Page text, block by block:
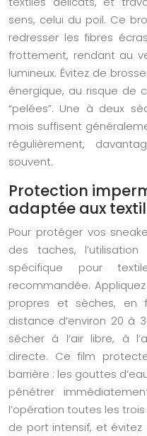
sens, celui du poil. Ce
redresser les fibres
frottement, rendant au
lumineux. Évitez de
énergique, au risque de
“pelées”. Une à deux
mois suffisent
régulièrement,
souvent.
Protection
adaptée aux
Pour protéger vos
des taches, l’utilisation
spécifique pour
recommandée.
propres et sèches, en
distance d’environ 20 à
sécher à l’air libre, à
directe. Ce film
barrière : les gouttes
pénétrer
l’opération toutes les
de port intensif, et